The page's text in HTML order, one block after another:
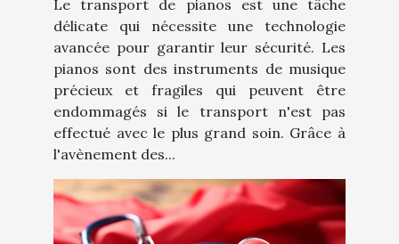
Le transport de pianos est une tâche
délicate qui nécessite une technologie
avancée pour garantir leur sécurité. Les
pianos sont des instruments de musique
précieux et fragiles qui peuvent être
endommagés si le transport n'est pas
effectué avec le plus grand soin. Grâce à
l'avènement des...